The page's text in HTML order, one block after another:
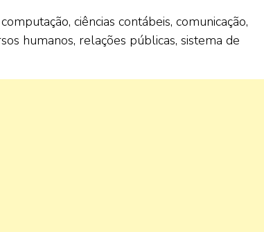
ciências contábeis, comunicação,
humanos, relações públicas, sistema de